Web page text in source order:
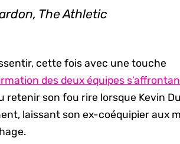
The Athletic
cette fois avec une touche
des deux équipes
retenir son fou rire lorsque Kevin
laissant son ex-coéquipier aux